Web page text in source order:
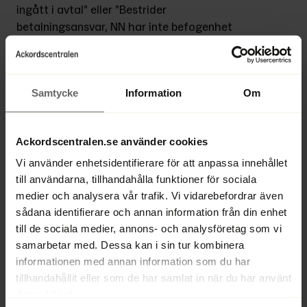
Samtycke Information Om
Ackordscentralen.se använder cookies
Vi använder enhetsidentifierare för att anpassa innehållet
till användarna, tillhandahålla funktioner för sociala
medier och analysera vår trafik. Vi vidarebefordrar även
sådana identifierare och annan information från din enhet
till de sociala medier, annons- och analysföretag som vi
samarbetar med. Dessa kan i sin tur kombinera
informationen med annan information som du har
tillhandahållit eller som de har samlat in när du har använt
ingått i avtal” eller ”Bestrider
betalningsansvar, NN har inte befogenhet
instruktioner kring hur du bör agera i
samband med ett fakturabedrägeri. En av
konversation som är kopplad till
bedrägeriet och bestridandet och att föra
minnesanteckningar över
händelseförloppet.
– Jag kan dessutom rekommendera den
information som finns på Svensk Handels
webbplats. Deras varningslista över
misstänkta bedragare är nyttig läsning,